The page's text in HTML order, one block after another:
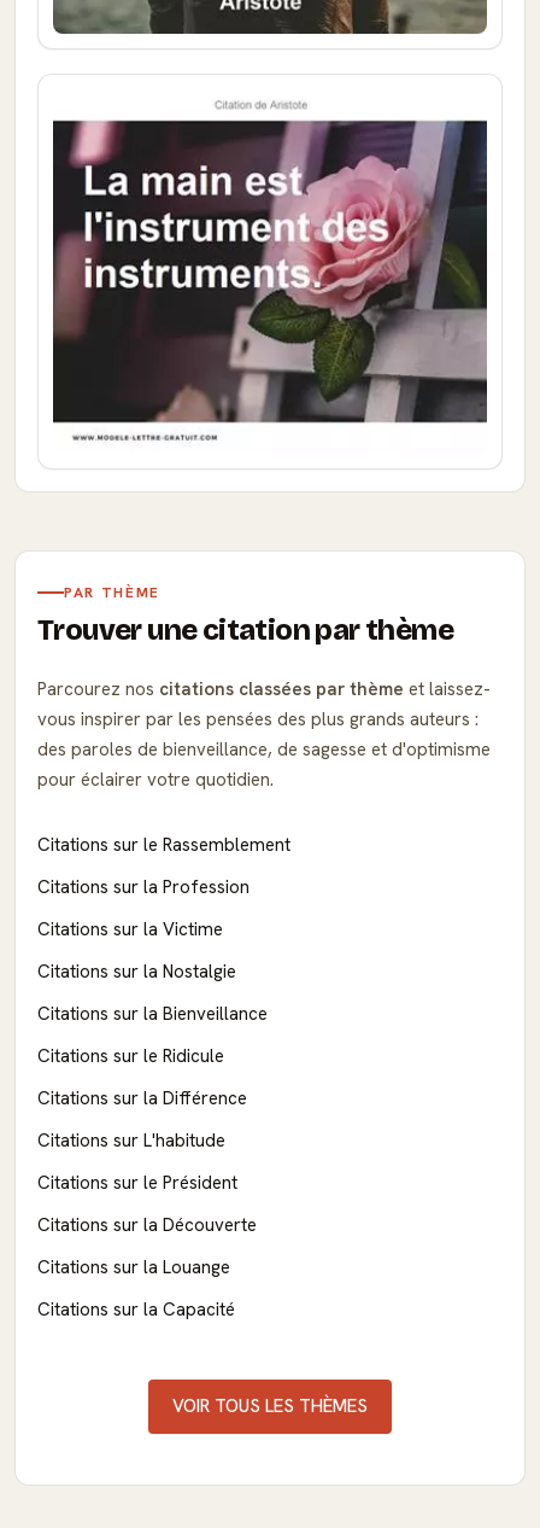
PAR THÈME
Trouver une citation par thème
Parcourez nos citations classées par thème et laissez-
vous inspirer par les pensées des plus grands auteurs :
des paroles de bienveillance, de sagesse et d'optimisme
pour éclairer votre quotidien.
Citations sur le Rassemblement
Citations sur la Profession
Citations sur la Victime
Citations sur la Nostalgie
Citations sur la Bienveillance
Citations sur le Ridicule
Citations sur la Différence
Citations sur L'habitude
Citations sur le Président
Citations sur la Découverte
Citations sur la Louange
Citations sur la Capacité
VOIR TOUS LES THÈMES